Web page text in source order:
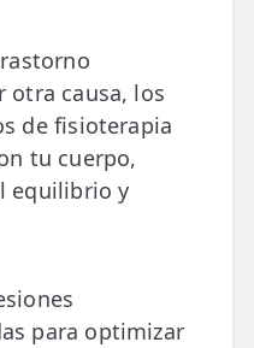
otra causa, los
de fisioterapia
tu cuerpo,
equilibrio y
para optimizar